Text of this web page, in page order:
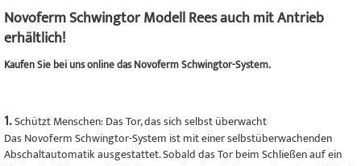
Novoferm Schwingtor Modell Rees auch mit Antrieb
erhältlich!
Kaufen Sie bei uns online das Novoferm Schwingtor-System.
1.Schützt Menschen: Das Tor, das sich selbst überwacht
Das Novoferm Schwingtor-System ist mit einer selbstüberwachenden
Abschaltautomatik ausgestattet. Sobald das Tor beim Schließen auf ein